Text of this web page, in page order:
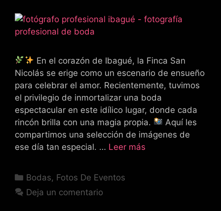
En el corazón de Ibagué, la Finca San
Nicolás se erige como un escenario de ensueño
para celebrar el amor. Recientemente, tuvimos
el privilegio de inmortalizar una boda
espectacular en este idílico lugar, donde cada
rincón brilla con una magia propia.
Aquí les
compartimos una selección de imágenes de
ese día tan especial. … Leer más
Categorías
Bodas, Fotos De Eventos
Deja un comentario